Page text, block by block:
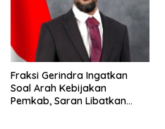
Fraksi Gerindra Ingatkan
Soal Arah Kebijakan
Pemkab, Saran Libatkan